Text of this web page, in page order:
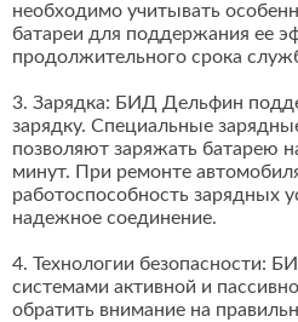
необходимо учитывать
батареи для поддержания ее
продолжительного срока
3. Зарядка: БИД Дельфин
зарядку. Специальные
позволяют заряжать батарею
минут. При ремонте
работоспособность зарядных
надежное соединение.
4. Технологии безопасности:
системами активной и
обратить внимание на